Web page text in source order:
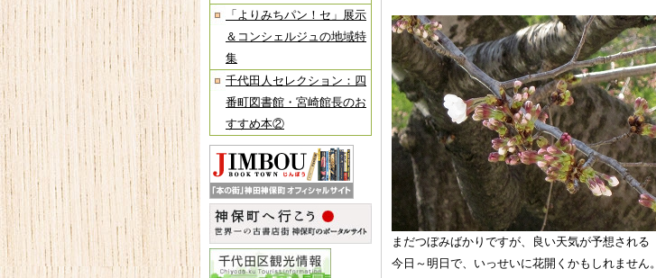
「よりみちパン！セ」展示
＆コンシェルジュの地域特
集
千代田人セレクション：四
番町図書館・宮崎館長のお
すすめ本②
まだつぼみばかりですが、良い天気が予想される
今日～明日で、いっせいに花開くかもしれません。